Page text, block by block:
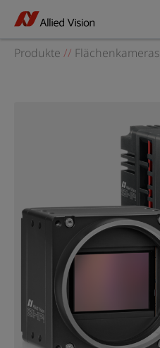
Produkte // Flächenkameras